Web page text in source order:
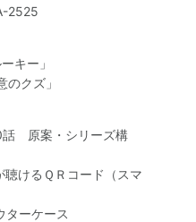
2525
キー」
のクズ」
話 原案・シリーズ構
けるＱＲコード（スマ
ーケース